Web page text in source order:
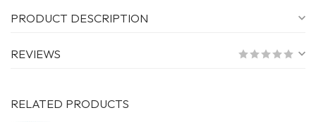
PRODUCT DESCRIPTION
REVIEWS
RELATED PRODUCTS